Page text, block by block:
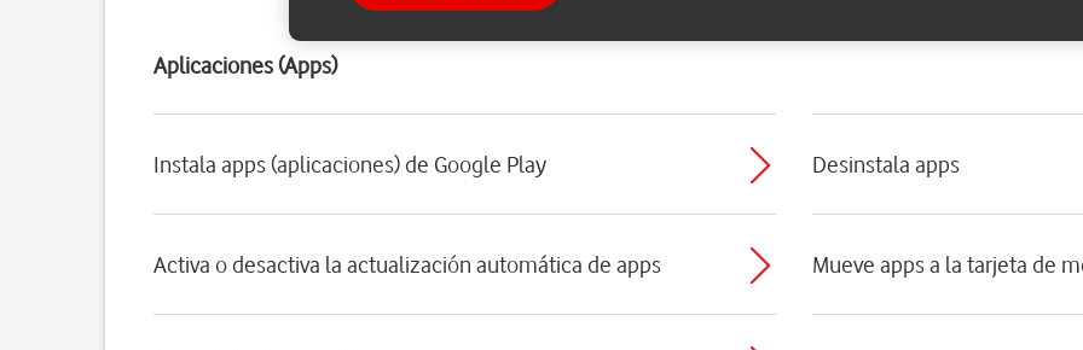
Aplicaciones (Apps)
Instala apps (aplicaciones) de Google Play Desinstala apps
Activa o desactiva la actualización automática de apps Mueve apps a la tarjeta de